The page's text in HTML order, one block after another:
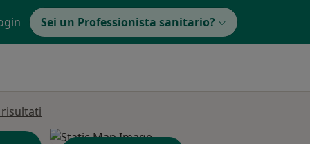
Sei un Professionista sanitario?